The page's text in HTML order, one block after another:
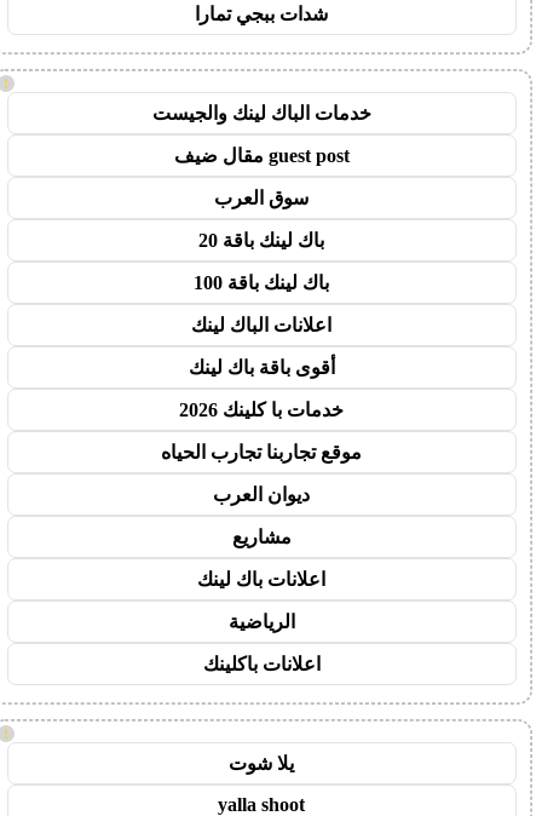
شدات ببجي تمارا
!
خدمات الباك لينك والجيست
guest post مقال ضيف
سوق العرب
باك لينك باقة 20
باك لينك باقة 100
اعلانات الباك لينك
أقوى باقة باك لينك
خدمات با كلينك 2026
موقع تجاربنا تجارب الحياه
ديوان العرب
مشاريع
اعلانات باك لينك
الرياضية
اعلانات باكلينك
!
يلا شوت
yalla shoot